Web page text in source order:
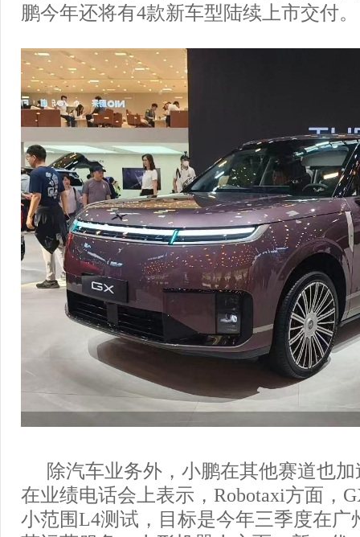
鹏今年还将有4款新车型陆续上市交付。
除汽车业务外，小鹏在其他赛道也
在业绩电话会上表示，Robotaxi方面，
小范围L4测试，目标是今年三季度在广